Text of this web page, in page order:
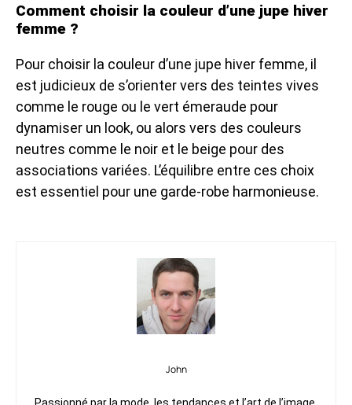
Comment choisir la couleur d’une jupe hiver
femme ?
Pour choisir la couleur d’une jupe hiver femme, il
est judicieux de s’orienter vers des teintes vives
comme le rouge ou le vert émeraude pour
dynamiser un look, ou alors vers des couleurs
neutres comme le noir et le beige pour des
associations variées. L’équilibre entre ces choix
est essentiel pour une garde-robe harmonieuse.
John
Passionné par la mode, les tendances et l’art de l’image,